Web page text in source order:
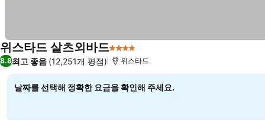
위스타드 살츠외바드4 성급
8.8최고 좋음 (12,251개 평점) 위스타드
날짜를 선택해 정확한 요금을 확인해 주세요.